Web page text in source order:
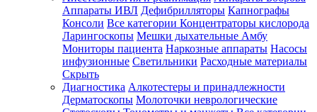
Аппараты ИВЛ Дефибрилляторы Капнографы
Консоли Все категории Концентраторы кислорода
Ларингоскопы Мешки дыхательные Амбу
Мониторы пациента Наркозные аппараты Насосы
инфузионные Светильники Расходные материалы
Скрыть
Диагностика Алкотестеры и принадлежности
Дерматоскопы Молоточки неврологические